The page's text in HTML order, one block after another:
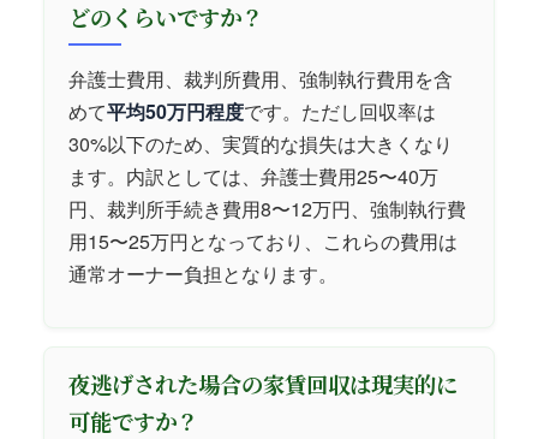
どのくらいですか？
弁護士費用、裁判所費用、強制執行費用を含
めて平均50万円程度です。ただし回収率は
30%以下のため、実質的な損失は大きくなり
ます。内訳としては、弁護士費用25〜40万
円、裁判所手続き費用8〜12万円、強制執行費
用15〜25万円となっており、これらの費用は
通常オーナー負担となります。
夜逃げされた場合の家賃回収は現実的に
可能ですか？